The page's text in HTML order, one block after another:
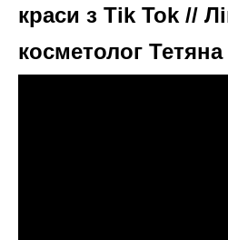
краси з Tik Tok //
косметолог